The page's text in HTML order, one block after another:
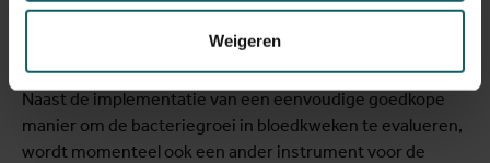
Weigeren
Naast de implementatie van een eenvoudige goedkope
manier om de bacteriegroei in bloedkweken te evalueren,
wordt momenteel ook een ander instrument voor de